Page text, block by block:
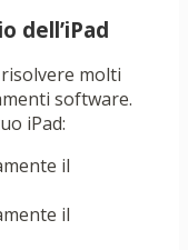
dell’iPad
molti
software.
iPad:
il
il